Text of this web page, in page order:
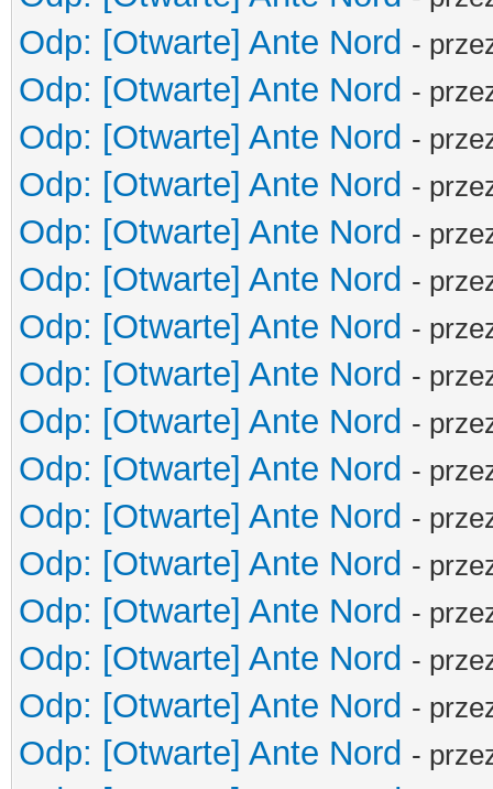
Odp: [Otwarte] Ante Nord -
Odp: [Otwarte] Ante Nord -
Odp: [Otwarte] Ante Nord -
Odp: [Otwarte] Ante Nord -
Odp: [Otwarte] Ante Nord -
Odp: [Otwarte] Ante Nord -
Odp: [Otwarte] Ante Nord -
Odp: [Otwarte] Ante Nord -
Odp: [Otwarte] Ante Nord -
Odp: [Otwarte] Ante Nord -
Odp: [Otwarte] Ante Nord -
Odp: [Otwarte] Ante Nord -
Odp: [Otwarte] Ante Nord -
Odp: [Otwarte] Ante Nord -
Odp: [Otwarte] Ante Nord -
Odp: [Otwarte] Ante Nord -